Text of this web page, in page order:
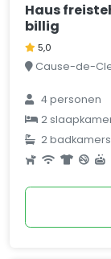
Haus
billig
5,0
Cause-de-
4 personen
2
2 badkamers